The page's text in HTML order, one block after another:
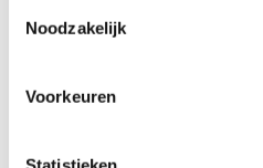
Noodzakelijk
Voorkeuren
begeleiders die een zinvolle
de jongeren waarvan het
na de schooluren. Zo
van hun eigen interesses een